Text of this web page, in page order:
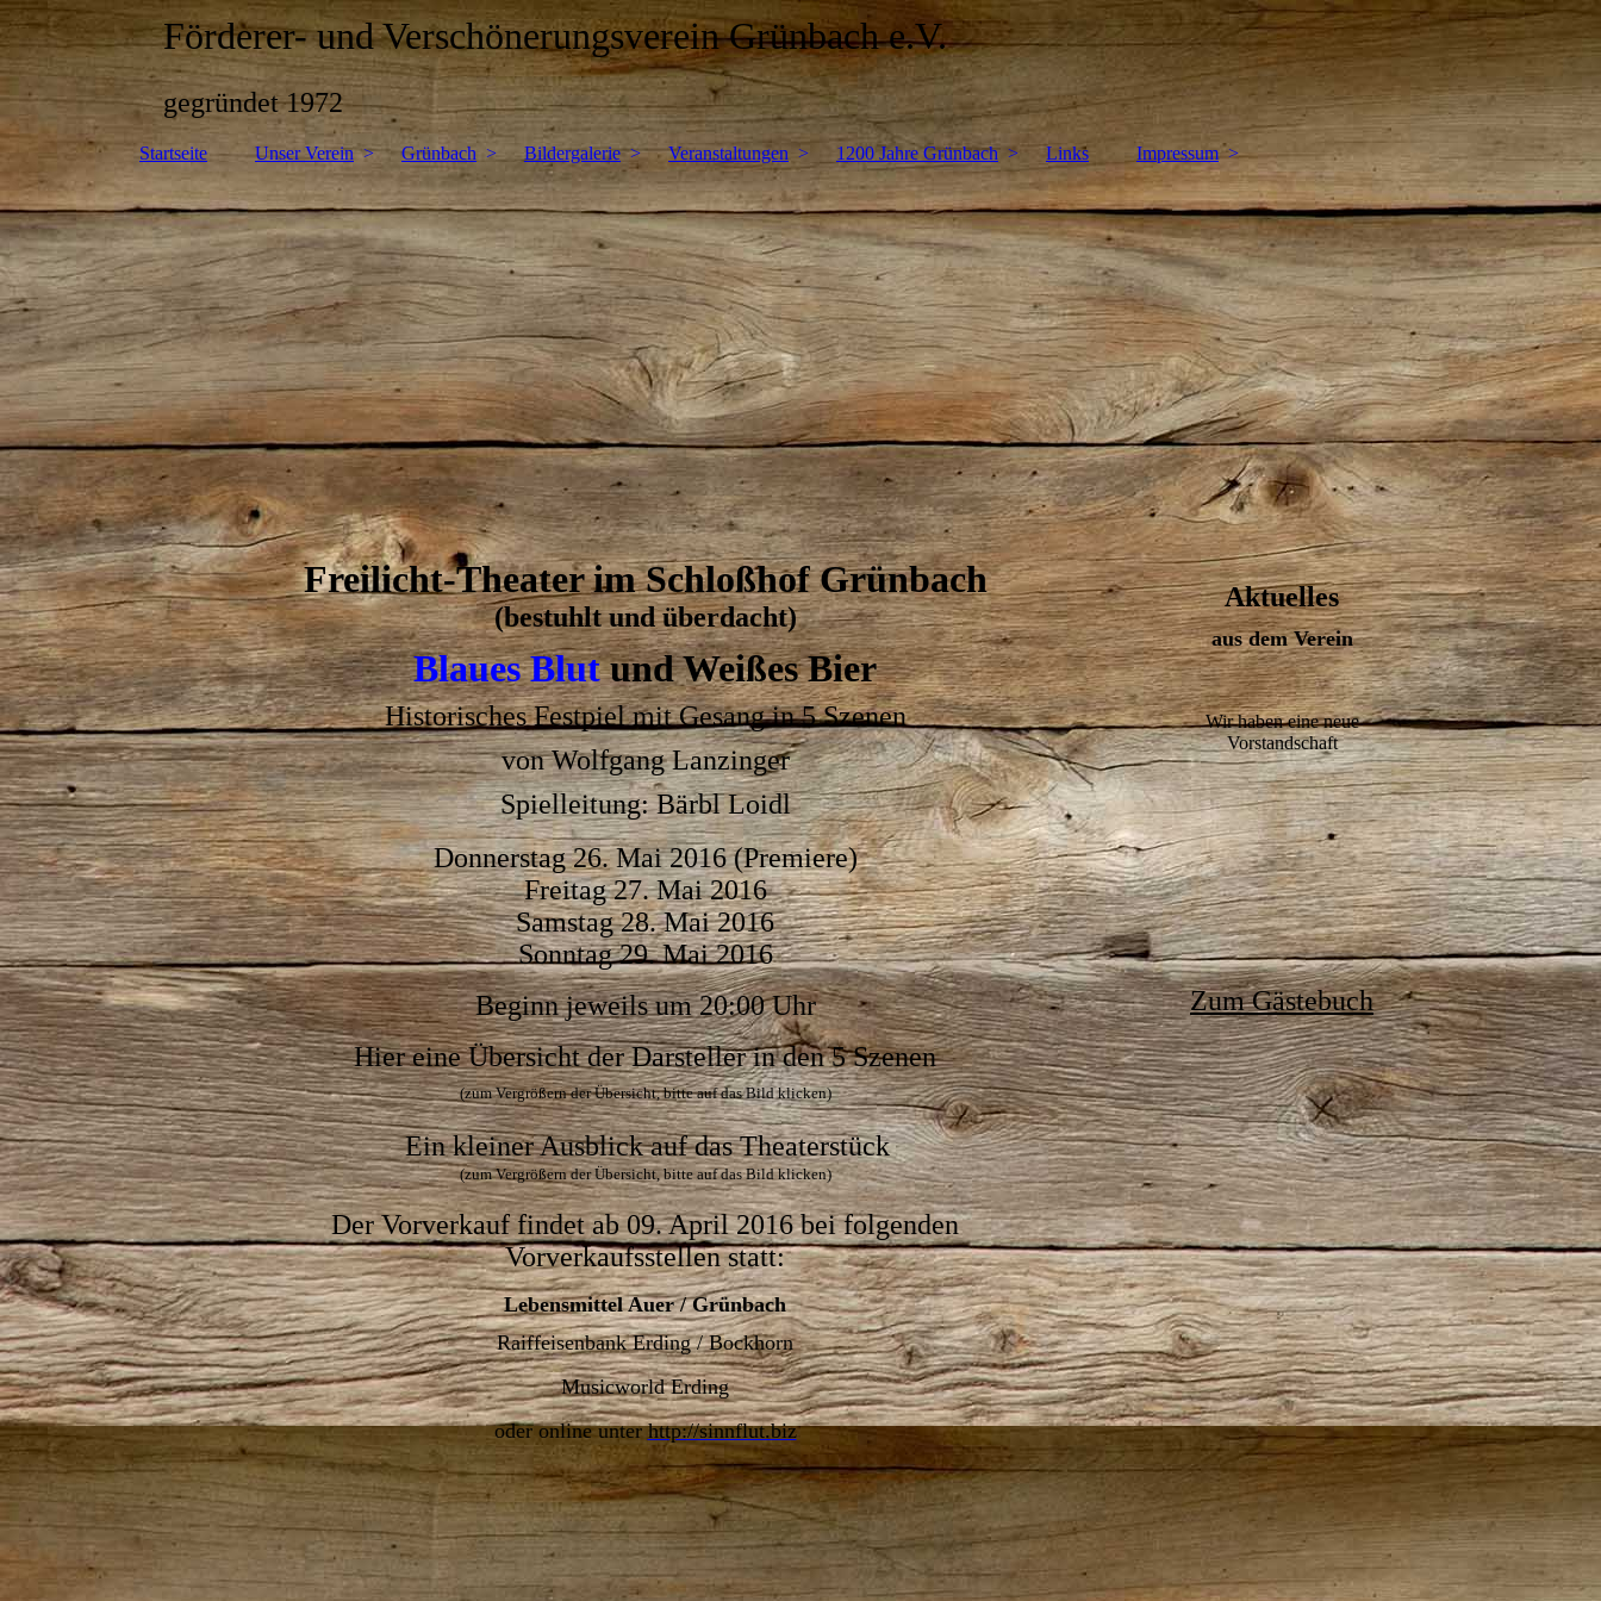
Förderer- und Verschönerungsverein Grünbach e.V.
gegründet 1972
Startseite Unser Verein Grünbach Bildergalerie Veranstaltungen 1200 Jahre Grünbach Links Impressum
Freilicht-Theater im Schloßhof Grünbach
(bestuhlt und überdacht)
Blaues Blutund Weißes Bier
Historisches Festpiel mit Gesang in 5 Szenen
von Wolfgang Lanzinger
Spielleitung: Bärbl Loidl
Donnerstag 26. Mai 2016 (Premiere)
Freitag 27. Mai 2016
Samstag 28. Mai 2016
Sonntag 29. Mai 2016
Beginn jeweils um 20:00 Uhr
Hier eine Übersicht der Darsteller in den 5 Szenen
(zum Vergrößern der Übersicht, bitte auf das Bild klicken)
Ein kleiner Ausblick auf das Theaterstück
(zum Vergrößern der Übersicht, bitte auf das Bild klicken)
Der Vorverkauf findet ab 09. April 2016 bei folgenden
Vorverkaufsstellen statt:
Lebensmittel Auer / Grünbach
Raiffeisenbank Erding / Bockhorn
Musicworld Erding
oder online unterhttp://sinnflut.biz
Aktuelles
aus dem Verein
Wir haben eine neue
Vorstandschaft
Zum Gästebuch